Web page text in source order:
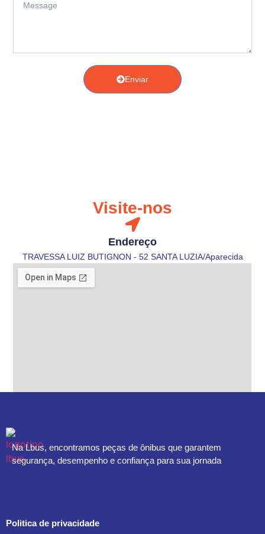
Enviar
Visite-nos
Endereço
TRAVESSA LUIZ BUTIGNON - 52 SANTA LUZIA/Aparecida
Na Lbus, encontramos peças de ônibus que garantem
segurança, desempenho e confiança para sua jornada
Politica de privacidade